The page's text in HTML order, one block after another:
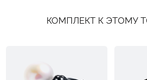
КОМПЛЕКТ К ЭТОМУ